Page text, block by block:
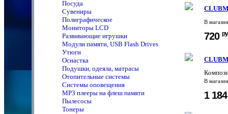
Посуда
Сувениры
Полиграфическое
Мониторы LCD
Развивающие игрушки
Модули памяти, USB Flash Drives
Утюги
Оснастка
Подушки, одеяла, матрасы
Отопительные системы
Системы оповещения
MPЗ плееры на флеш памяти
Пылесосы
Тонеры
В
720
В
1